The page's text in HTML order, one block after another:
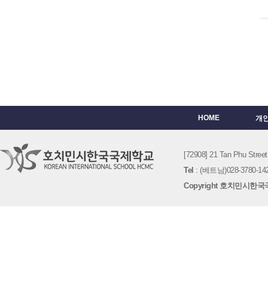
HOME 개
[72908] 21 Tan Phu
Tel : (베트남)028-3780-
Copyright 호치민시한국